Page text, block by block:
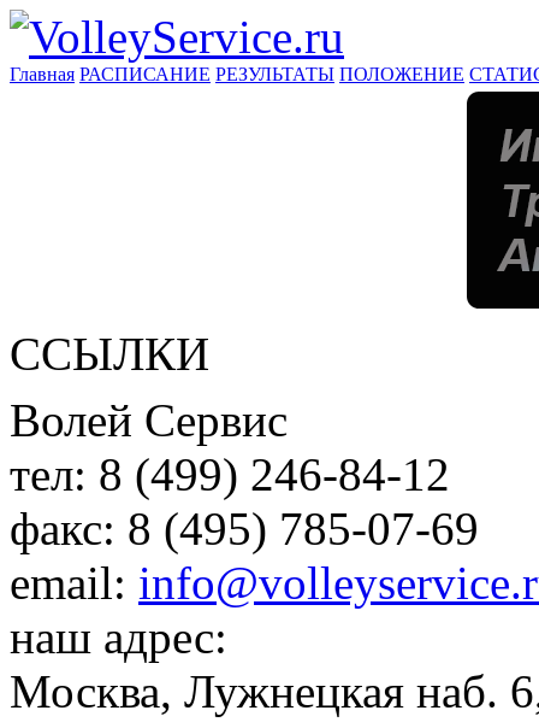
Главная РАСПИСАНИЕ РЕЗУЛЬТАТЫ ПОЛОЖЕНИЕ
ССЫЛКИ
Волей Сервис
тел: 8 (499) 246-84-12
факс: 8 (495) 785-07-69
email:
наш адрес:
Москва, Лужнецкая наб.